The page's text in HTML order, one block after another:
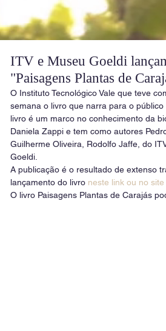
ITV e Museu Goeldi
"Paisagens Plantas de
O Instituto Tecnológico Vale que teve
semana o livro que narra para o
livro é um marco no conhecimento da
Daniela Zappi e tem como autores
Guilherme Oliveira, Rodolfo Jaffe, do
Goeldi.
A publicação é o resultado de extenso
lançamento do livro neste link ou no site
O livro Paisagens Plantas de Carajás